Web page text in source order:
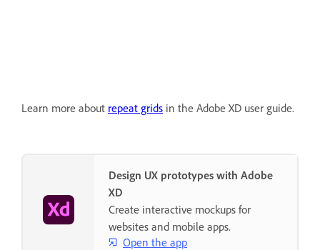
Learn more about repeat grids in the Adobe XD user guide.
Design UX prototypes with Adobe
XD
Create interactive mockups for
websites and mobile apps.
Open the app